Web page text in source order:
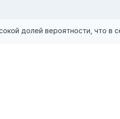
долей вероятности, что в